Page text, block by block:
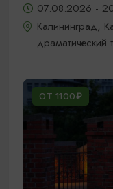
07.08.2026 -
Калининград,
драматический
ОТ 1100₽